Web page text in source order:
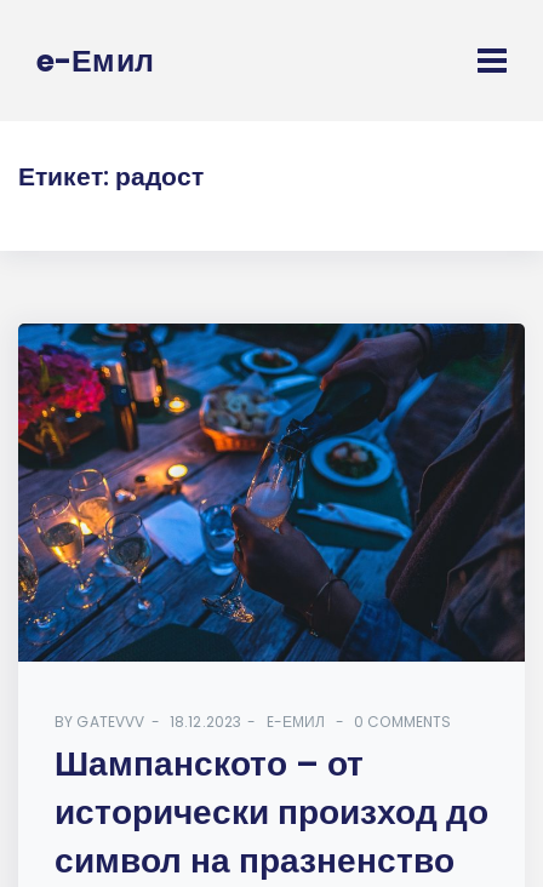
e-Емил
Етикет: радост
BY GATEVVV 18.12.2023 E-ЕМИЛ 0 COMMENTS
Шампанското – от
исторически произход до
символ на празненство